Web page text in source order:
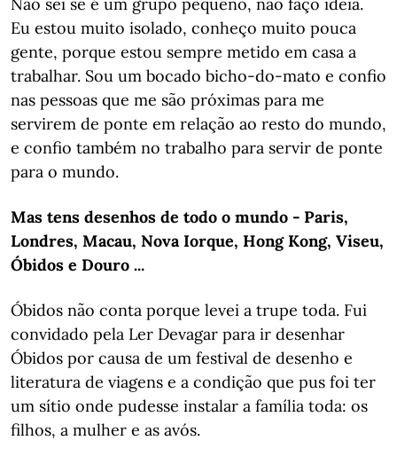
Eu estou muito isolado, conheço muito pouca
gente, porque estou sempre metido em casa a
trabalhar. Sou um bocado bicho-do-mato e confio
nas pessoas que me são próximas para me
servirem de ponte em relação ao resto do mundo,
e confio também no trabalho para servir de ponte
para o mundo.
Mas tens desenhos de todo o mundo - Paris,
Londres, Macau, Nova Iorque, Hong Kong, Viseu,
Óbidos e Douro ...
Óbidos não conta porque levei a trupe toda. Fui
convidado pela Ler Devagar para ir desenhar
Óbidos por causa de um festival de desenho e
literatura de viagens e a condição que pus foi ter
um sítio onde pudesse instalar a família toda: os
filhos, a mulher e as avós.